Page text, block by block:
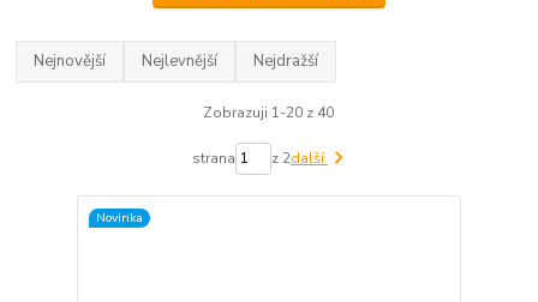
Nejnovější Nejlevnější Nejdražší
Zobrazuji 1-20 z 40
strana z 2další
Novinka